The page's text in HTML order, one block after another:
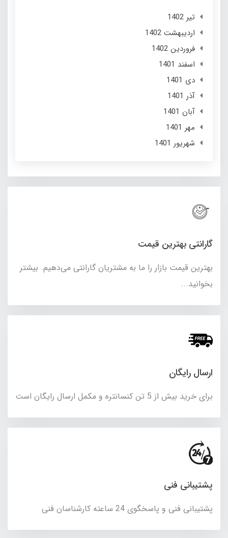
تير 1402
ارديبهشت 1402
فروردین 1402
اسفند 1401
دی 1401
آذر 1401
آبان 1401
مهر 1401
شهریور 1401
گارانتی بهترین قیمت
بهترین قیمت بازار را ما به مشتریان گارانتی می‌دهیم. بیشتر
بخوانید...
ارسال رایگان
برای خرید بیش از 5 تن کنسانتره و مکمل ارسال رایگان است
پشتیبانی فنی
پشتیبانی فنی و پاسخگوی 24 ساعته کارشناسان فنی